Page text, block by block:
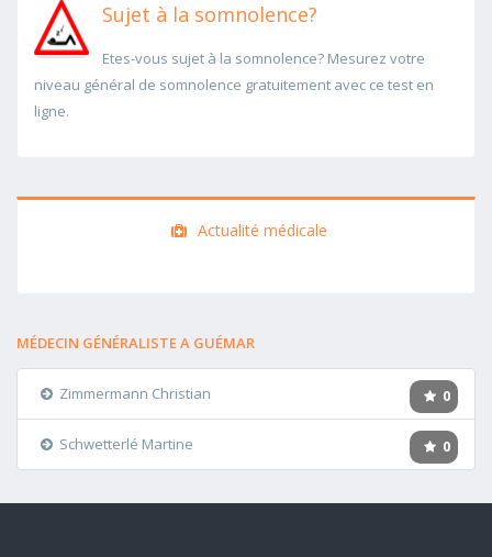
Sujet à la somnolence?
Etes-vous sujet à la somnolence? Mesurez votre
niveau général de somnolence gratuitement avec ce test en
ligne.
Actualité médicale
MÉDECIN GÉNÉRALISTE A GUÉMAR
0
Zimmermann Christian
0
Schwetterlé Martine